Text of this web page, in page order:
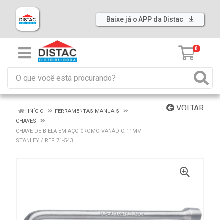
Baixe já o APP da Distac
0
VOLTAR
INÍCIO
FERRAMENTAS MANUAIS
CHAVES
CHAVE DE BIELA EM AÇO CROMO VANÁDIO 11MM
STANLEY / REF. 71-543